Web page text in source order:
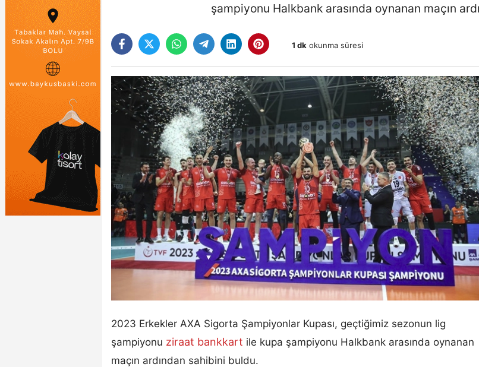
şampiyonu Halkbank arasında oynanan maçın
1 dk okunma süresi
2023 Erkekler AXA Sigorta Şampiyonlar Kupası, geçtiğimiz sezonun lig
şampiyonu ziraat bankkart ile kupa şampiyonu Halkbank arasında oynanan
maçın ardından sahibini buldu.